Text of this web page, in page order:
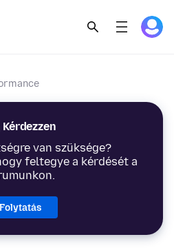
Kérdezzen
van szüksége?
feltegye a kérdését a
Folytatás